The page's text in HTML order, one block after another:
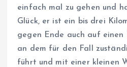
einfach mal zu gehen und
Glück, er ist ein bis drei
gegen Ende auch auf einen
an dem für den Fall
führt und mit einer kleinen